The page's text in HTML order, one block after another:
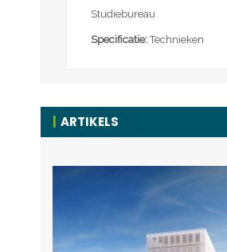
Studiebureau
Specificatie:Technieken
ARTIKELS